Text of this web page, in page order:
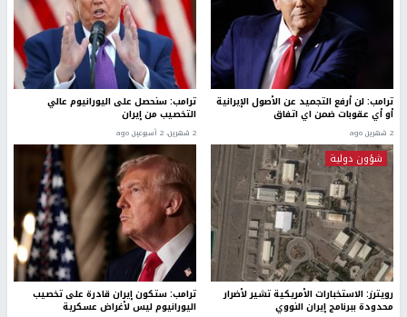
ترامب: لن أرفع التجميد عن الأصول الإيرانية
أو أي عقوبات ضمن اي اتفاق
2 شهرين ago
ترامب: سنحصل على اليورانيوم عالي
التخصيب من إيران
2 شهرين، 2 أسبوعين ago
شؤون دولية
رويترز: الاستخبارات الأمريكية تشير لأضرار
محدودة ببرنامج إيران النووي
ترامب: ستكون إيران قادرة على تخصيب
اليورانيوم ليس لأغراض عسكرية